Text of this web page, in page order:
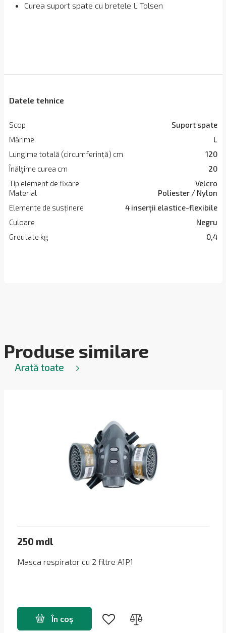
Curea suport spate cu bretele L Tolsen
Datele tehnice
Scop
Suport spate
Mărime
L
Lungime totală (circumferință) cm
120
Înălțime curea cm
20
Tip element de fixare
Velcro
Material
Poliester / Nylon
Elemente de susținere
4 inserții elastice-flexibile
Culoare
Negru
Greutate kg
0,4
Produse similare
Arată toate
250 mdl
Masca respirator cu 2 filtre A1P1
În coș